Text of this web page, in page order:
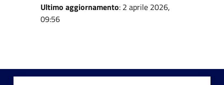
Ultimo aggiornamento: 2 aprile 2026,
09:56